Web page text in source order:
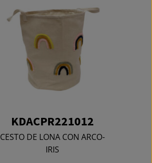
KDACPR221012
CESTO DE LONA CON ARCO-
IRIS